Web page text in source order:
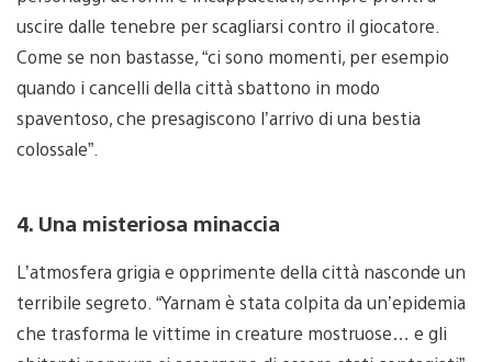
uscire dalle tenebre per scagliarsi contro il giocatore.
Come se non bastasse, “ci sono momenti, per esempio
quando i cancelli della città sbattono in modo
spaventoso, che presagiscono l’arrivo di una bestia
colossale”.
4. Una misteriosa minaccia
L’atmosfera grigia e opprimente della città nasconde un
terribile segreto. “Yarnam è stata colpita da un’epidemia
che trasforma le vittime in creature mostruose… e gli